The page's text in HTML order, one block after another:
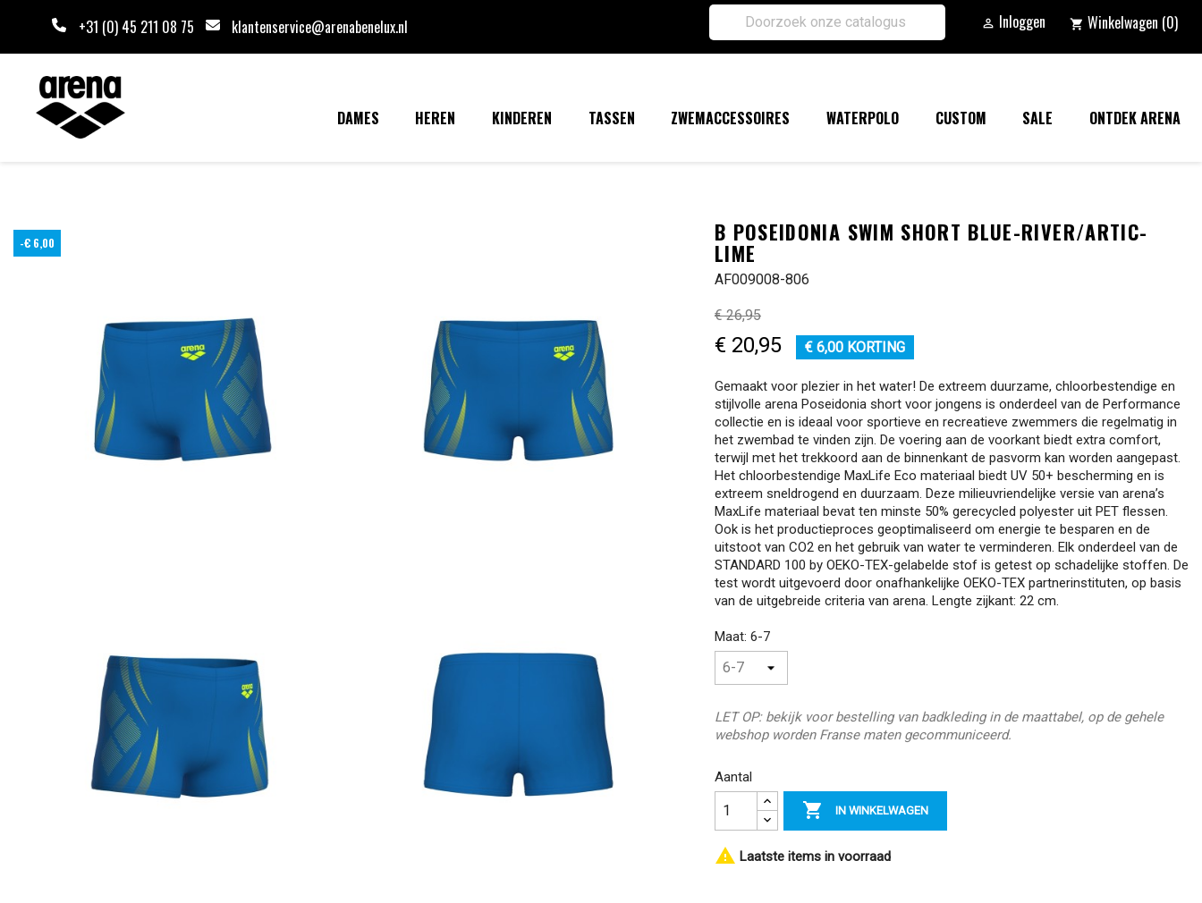
+31 (0) 45 211 08 75 klantenservice@arenabenelux.nl  Inloggen shopping_cart Winkelwagen (0)
DAMES HEREN KINDEREN TASSEN ZWEMACCESSOIRES WATERPOLO CUSTOM SALE ONTDEK ARENA
-€ 6,00 B POSEIDONIA SWIM SHORT BLUE-RIVER/ARTIC-
LIME
AF009008-806
€ 26,95
€ 20,95 € 6,00 KORTING
Gemaakt voor plezier in het water! De extreem duurzame, chloorbestendige en
stijlvolle arena Poseidonia short voor jongens is onderdeel van de Performance
collectie en is ideaal voor sportieve en recreatieve zwemmers die regelmatig in
het zwembad te vinden zijn. De voering aan de voorkant biedt extra comfort,
terwijl met het trekkoord aan de binnenkant de pasvorm kan worden aangepast.
Het chloorbestendige MaxLife Eco materiaal biedt UV 50+ bescherming en is
extreem sneldrogend en duurzaam. Deze milieuvriendelijke versie van arena’s
MaxLife materiaal bevat ten minste 50% gerecycled polyester uit PET flessen.
Ook is het productieproces geoptimaliseerd om energie te besparen en de
uitstoot van CO2 en het gebruik van water te verminderen. Elk onderdeel van de
STANDARD 100 by OEKO-TEX-gelabelde stof is getest op schadelijke stoffen. De
test wordt uitgevoerd door onafhankelijke OEKO-TEX partnerinstituten, op basis
van de uitgebreide criteria van arena. Lengte zijkant: 22 cm.
Maat: 6-7
LET OP: bekijk voor bestelling van badkleding in de maattabel, op de gehele
webshop worden Franse maten gecommuniceerd.
Aantal
 IN WINKELWAGEN
 Laatste items in voorraad